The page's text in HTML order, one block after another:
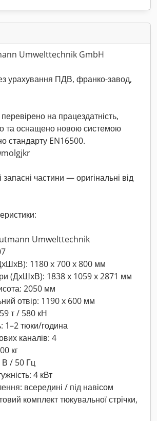
Umwelttechnik GmbH
урахування ПДВ, франко-завод,
на працездатність,
та оснащено новою системою
стандарту EN16500.
запасні частини — оригінальні від
Umwelttechnik
1180 x 700 x 800 мм
(ДxШxВ): 1838 x 1059 x 2871 мм
2050 мм
отвір: 1190 x 600 мм
т / 580 кН
1–2 тюки/година
каналів: 4
кг
/ 50 Гц
4 кВт
всередині / під навісом
комплект тюкувальної стрічки,